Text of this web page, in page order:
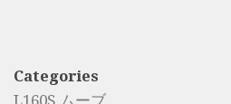
Categories